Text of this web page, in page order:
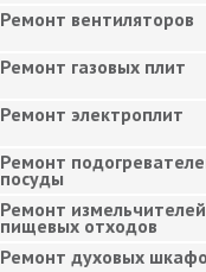
Ремонт вентиляторов
Ремонт газовых плит
Ремонт электроплит
Ремонт
посуды
Ремонт измельчителей
пищевых отходов
Ремонт духовых